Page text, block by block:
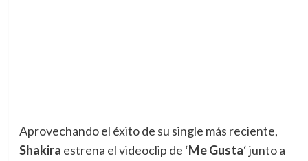
Aprovechando el éxito de su single más reciente,
Shakira estrena el videoclip de ‘Me Gusta‘ junto a